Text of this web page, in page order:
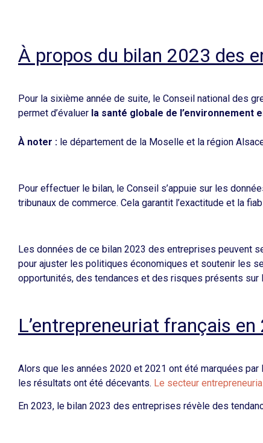
À propos du bilan 2023 des
Pour la sixième année de suite, le Conseil national des
permet d’évaluer la santé globale de l’environnement
À noter : le département de la Moselle et la région
Pour effectuer le bilan, le Conseil s’appuie sur les
tribunaux de commerce. Cela garantit l’exactitude et la
Les données de ce bilan 2023 des entreprises peuvent
pour ajuster les politiques économiques et soutenir les
opportunités, des tendances et des risques présents sur
L’entrepreneuriat français en
Alors que les années 2020 et 2021 ont été marquées
les résultats ont été décevants. Le secteur
En 2023, le bilan 2023 des entreprises révèle des